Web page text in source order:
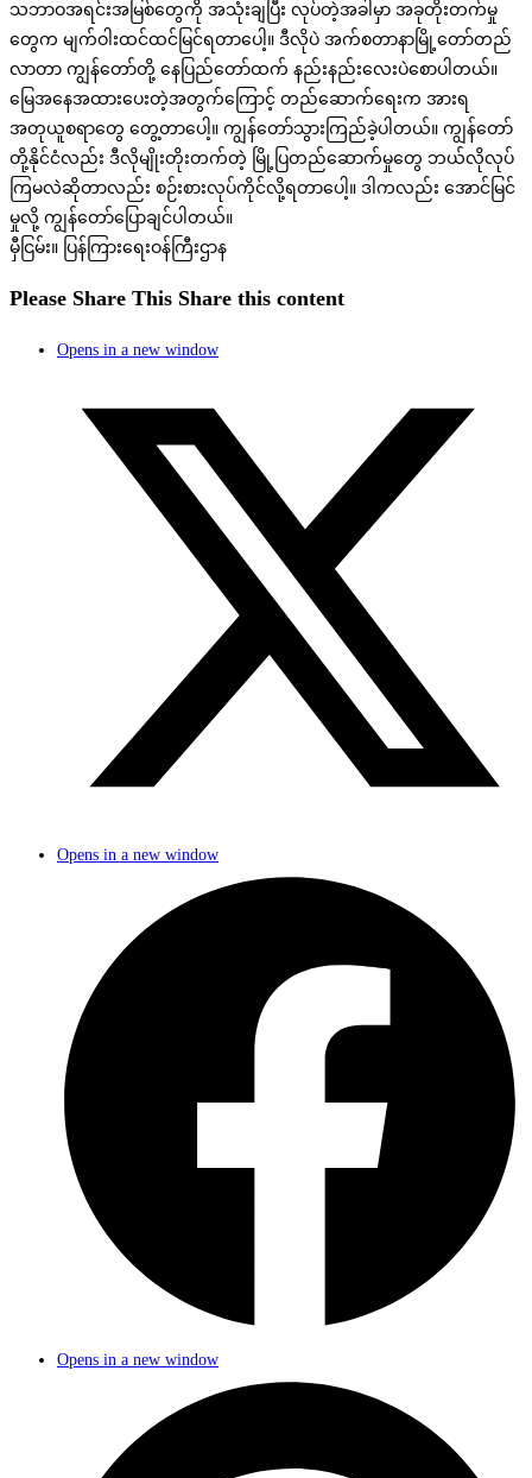
သဘာဝအရင်းအမြစ်တွေကို အသုံးချပြီး လုပ်တဲ့အခါမှာ အခုတိုးတက်မှု
တွေက မျက်ဝါးထင်ထင်မြင်ရတာပေါ့။ ဒီလိုပဲ အက်စတာနာမြို့တော်တည်
လာတာ ကျွန်တော်တို့ နေပြည်တော်ထက် နည်းနည်းလေးပဲစောပါတယ်။
မြေအနေအထားပေးတဲ့အတွက်ကြောင့် တည်ဆောက်ရေးက အားရ
အတုယူစရာတွေ တွေ့တာပေါ့။ ကျွန်တော်သွားကြည်ခဲ့ပါတယ်။ ကျွန်တော်
တို့နိုင်ငံလည်း ဒီလိုမျိုးတိုးတက်တဲ့ မြို့ပြတည်ဆောက်မှုတွေ ဘယ်လိုလုပ်
ကြမလဲဆိုတာလည်း စဉ်းစားလုပ်ကိုင်လို့ရတာပေါ့။ ဒါကလည်း အောင်မြင်
မှုလို့ ကျွန်တော်ပြောချင်ပါတယ်။
မှီငြမ်း။ ပြန်ကြားရေးဝန်ကြီးဌာန
Please Share This Share this content
Opens in a new window
Opens in a new window
Opens in a new window